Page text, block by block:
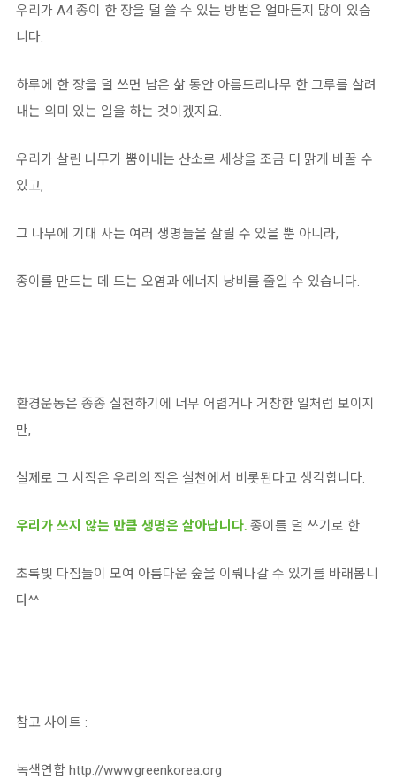
우리가 A4 종이 한 장을 덜 쓸 수 있는 방법은 얼마든지 많이 있습
니다.
하루에 한 장을 덜 쓰면 남은 삶 동안 아름드리나무 한 그루를 살려
내는 의미 있는 일을 하는 것이겠지요.
우리가 살린 나무가 뿜어내는 산소로 세상을 조금 더 맑게 바꿀 수
있고,
그 나무에 기대 사는 여러 생명들을 살릴 수 있을 뿐 아니라,
종이를 만드는 데 드는 오염과 에너지 낭비를 줄일 수 있습니다.
환경운동은 종종 실천하기에 너무 어렵거나 거창한 일처럼 보이지
만,
실제로 그 시작은 우리의 작은 실천에서 비롯된다고 생각합니다.
우리가 쓰지 않는 만큼 생명은 살아납니다. 종이를 덜 쓰기로 한
초록빛 다짐들이 모여 아름다운 숲을 이뤄나갈 수 있기를 바래봅니
다^^
참고 사이트 :
녹색연합 http://www.greenkorea.org